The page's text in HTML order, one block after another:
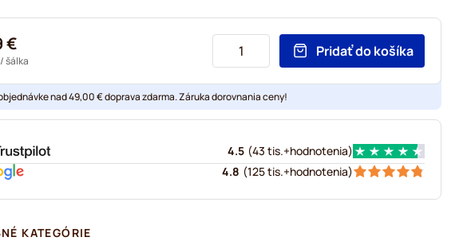
€
/ šálka
Pridať do košíka
nad 49,00 € doprava zdarma. Záruka dorovnania ceny!
4.5 (43 tis.+hodnotenia)
4.8 (125 tis.+hodnotenia)
KATEGÓRIE